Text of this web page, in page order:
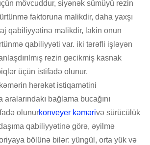
mövcuddur, siyənək sümüyü rezin
faktoruna malikdir, daha yaxşı
qabiliyyətinə malikdir, lakin onun
qabiliyyəti var. iki tərəfli işləyən
rezin gecikmiş kasnak
üçün istifadə olunur.
hərəkət istiqamətini
bağlama bucağını
olunurkonveyer kəmərivə sürücülük
qabiliyyətinə görə, əyilmə
bölünə bilər: yüngül, orta yük və